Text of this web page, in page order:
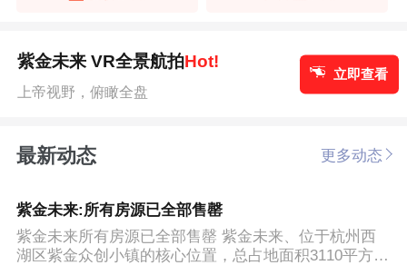
紫金未来 VR全景航拍Hot!
上帝视野，俯瞰全盘
立即查看
最新动态 更多动态
紫金未来:所有房源已全部售罄
紫金未来所有房源已全部售罄 紫金未来、位于杭州西
湖区紫金众创小镇的核心位置，总占地面积3110平方